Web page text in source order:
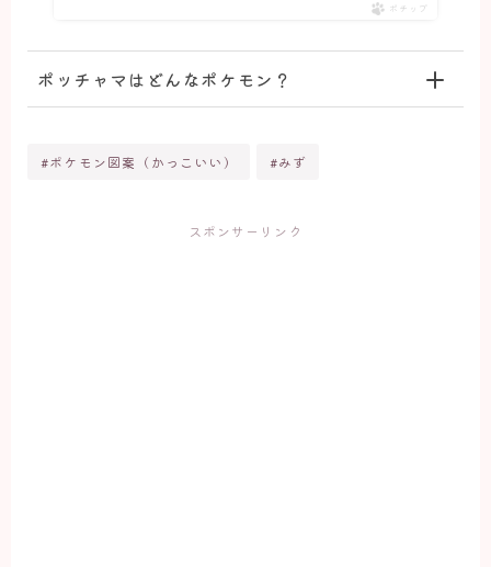
ポチップ
ポッチャマはどんなポケモン？
#ポケモン図案（かっこいい） #みず
スポンサーリンク